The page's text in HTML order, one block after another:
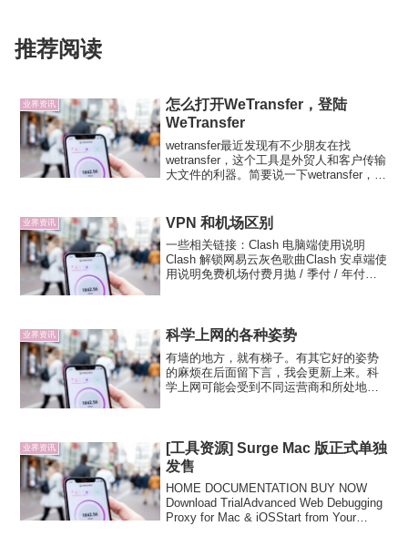
推荐阅读
业界资讯
怎么打开WeTransfer，登陆
WeTransfer
wetransfer最近发现有不少朋友在找
wetransfer，这个工具是外贸人和客户传输
大文件的利器。简要说一下wetransfer，免
上传文件后，对方邮箱将收到...
业界资讯 VPN 和机场区别
一些相关链接：Clash 电脑端使用说明
Clash 解锁网易云灰色歌曲Clash 安卓端使
用说明免费机场付费月抛 / 季付 / 年付订
业界资讯 科学上网的各种姿势
有墙的地方，就有梯子。有其它好的姿势
的麻烦在后面留下言，我会更新上来。科
学上网可能会受到不同运营商和所处地区
业界资讯
[工具资源] Surge Mac 版正式单独
发售
HOME DOCUMENTATION BUY NOW
Download TrialAdvanced Web Debugging
Proxy for Mac & iOSStart from Your